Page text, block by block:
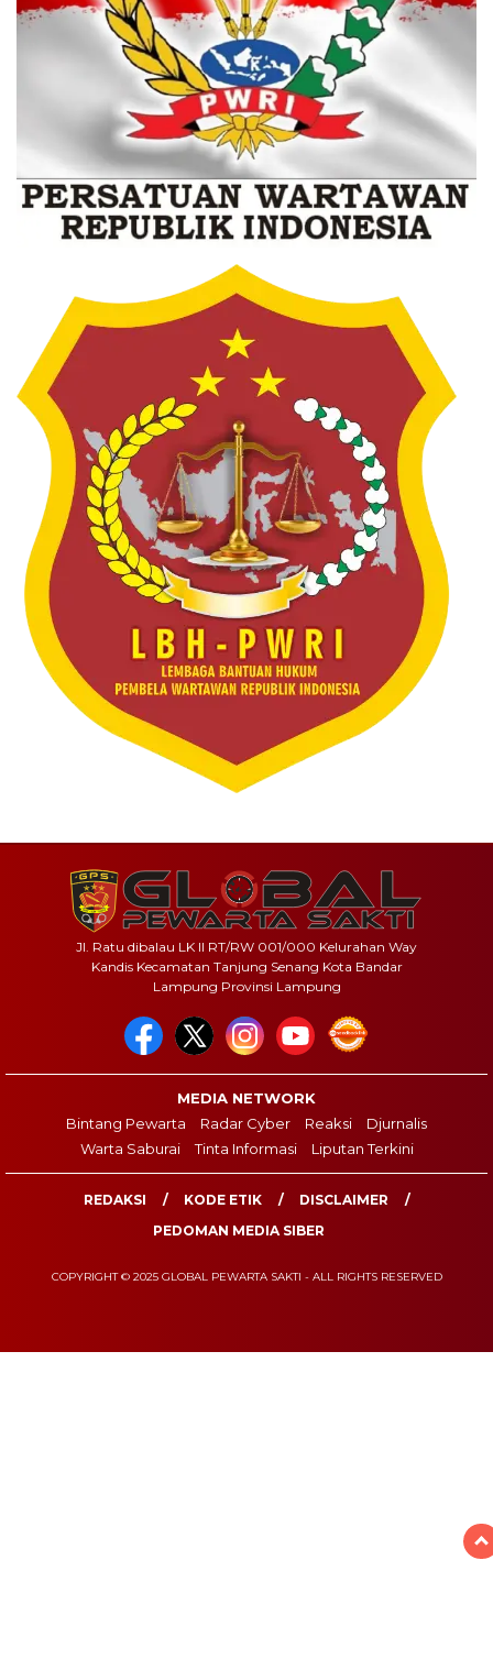
Jl. Ratu dibalau LK II RT/RW 001/000 Kelurahan Way
Kandis Kecamatan Tanjung Senang Kota Bandar
Lampung Provinsi Lampung
MEDIA NETWORK
Bintang Pewarta
Radar Cyber Reaksi
Djurnalis
Warta Saburai
Tinta Informasi Liputan Terkini
REDAKSI KODE ETIK
DISCLAIMER
PEDOMAN MEDIA SIBER
COPYRIGHT © 2025 GLOBAL PEWARTA SAKTI - ALL RIGHTS RESERVED